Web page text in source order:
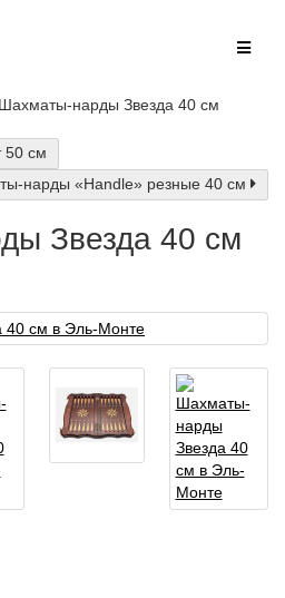
Шахматы-нарды Звезда 40 см
50 см
нарды «Handle» резные 40 см
Звезда 40 см